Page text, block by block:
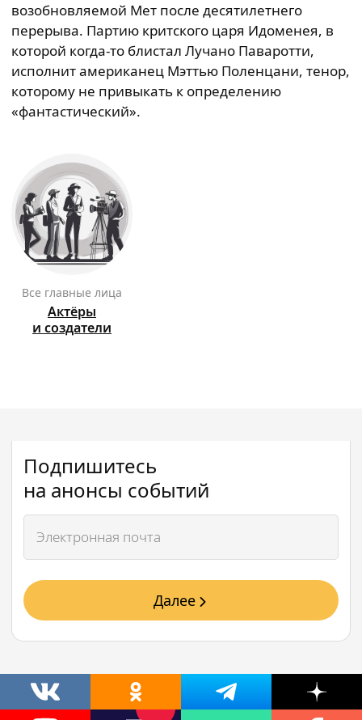
возобновляемой Мет после десятилетнего
перерыва. Партию критского царя Идоменея, в
которой когда-то блистал Лучано Паваротти,
исполнит американец Мэттью Поленцани, тенор,
которому не привыкать к определению
«фантастический».
Все главные лица
Актёры
и создатели
Подпишитесь
на анонсы событий
Далее